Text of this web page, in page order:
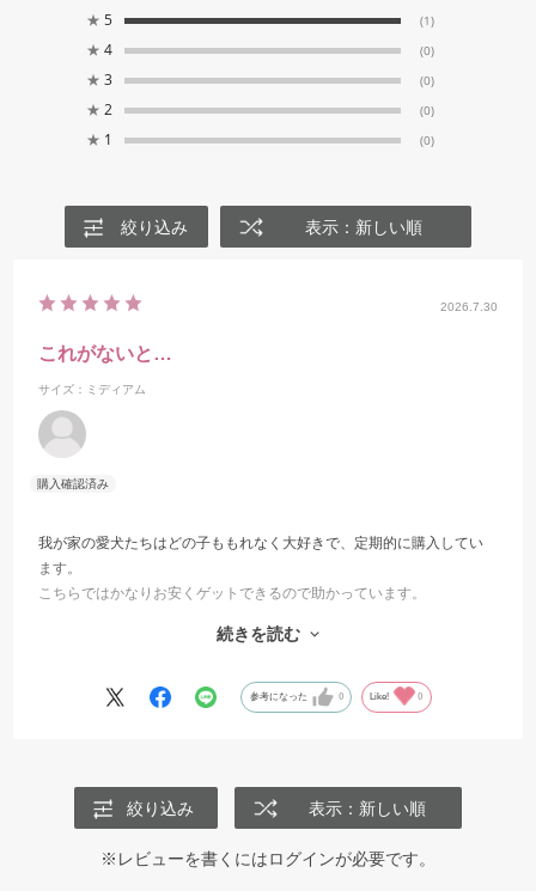
★ 5 (1)
★ 4 (0)
★ 3 (0)
★ 2 (0)
★ 1 (0)
絞り込み 表示：新しい順
2026.7.30
これがないと…
サイズ：ミディアム
我が家の愛犬たちはどの子ももれなく大好きで、定期的に購入してい
ます。
こちらではかなりお安くゲットできるので助かっています。
て歯が折れたりしない、削れてくる部分を食しても大丈夫、大きく割
続きを読む
参考になった 0 Like! 0
絞り込み 表示：新しい順
※レビューを書くにはログインが必要です。